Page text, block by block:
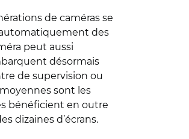
de caméras se
automatiquement des
peut aussi
désormais
de supervision ou
sont les
bénéficient en outre
dizaines d’écrans.